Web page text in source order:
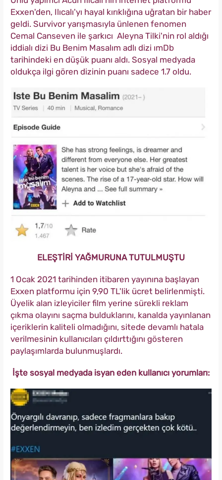
Exxen'den, Ilıcalı'yı hayal kırıklığına uğratan bir haber
geldi. Survivor yarışmasıyla ünlenen fenomen
Cemal Canseven ile şarkıcı Aleyna Tilki'nin rol aldığı
iddialı dizi Bu Benim Masalım adlı dizi ımDb
tarihindeki en düşük puanı aldı. Sosyal medyada
oldukça ilgi gören dizinin puanı sadece 1.7 oldu.
ELEŞTİRİ YAĞMURUNA TUTULMUŞTU
1 Ocak 2021 tarihinden itibaren yayınına başlayan
Exxen platformu için 9,90 TL'lik ücret belirlenmişti.
Üyelik alan izleyiciler film yerine sürekli reklam
çıkma olayını saçma bulduklarını, kanalda yayınlanan
içeriklerin kaliteli olmadığını, sitede devamlı hatala
verilmesinin kullanıcıları çıldırttığını gösteren
paylaşımlarda bulunmuşlardı.
İşte sosyal medyada isyan eden kullanıcı yorumları: